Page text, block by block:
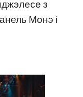
з
Монэ і